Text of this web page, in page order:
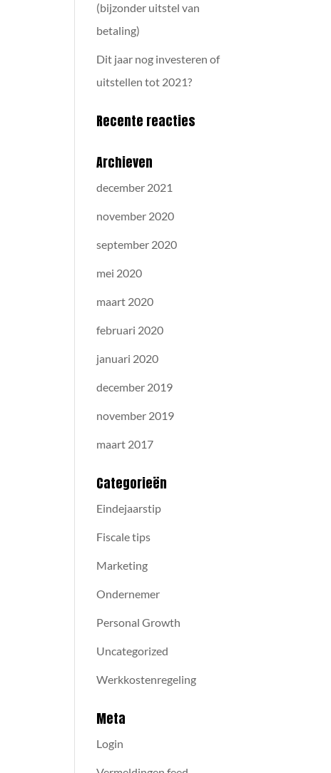
(bijzonder uitstel van
betaling)
Dit jaar nog investeren of
uitstellen tot 2021?
Recente reacties
Archieven
december 2021
november 2020
september 2020
mei 2020
maart 2020
februari 2020
januari 2020
december 2019
november 2019
maart 2017
Categorieën
Eindejaarstip
Fiscale tips
Marketing
Ondernemer
Personal Growth
Uncategorized
Werkkostenregeling
Meta
Login